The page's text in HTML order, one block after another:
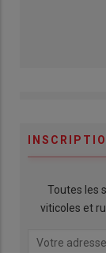
Toutes les
viticoles et